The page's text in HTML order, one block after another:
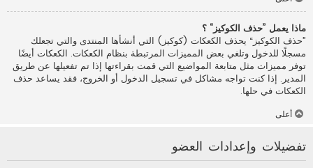
ماذا يعمل ”حذف الكوكيز“ ؟
”حذف الكوكيز“ يحذف الكعكات (كوكيز) التي أنشأها المنتدى والتي تجعلك
مسجلًا للدخول وتلغي بعض المميزات المرتبطة بنظام الكعكات. الكعكات أيضًا
توفر مميزات مثل متابعة المواضيع التي قمت بقراءتها إذا تم تفعيلها عن طريق
المدير. إذا كنت تواجه مشاكل في تسجيل الدخول أو الخروج، فقد يساعد حذف
الكعكات في حلها.
أعلى
تفضيلات وإعدادات العضو